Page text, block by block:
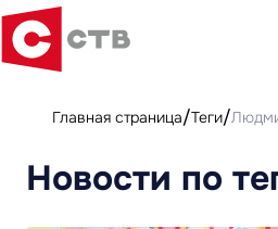
Главная страница Теги
Новости по